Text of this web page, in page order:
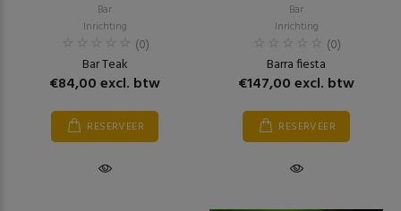
Bar
Inrichting
(0)
Bar Teak
€84,00 excl. btw
RESERVEER
Bar
Inrichting
(0)
Barra fiesta
€147,00 excl. btw
RESERVEER